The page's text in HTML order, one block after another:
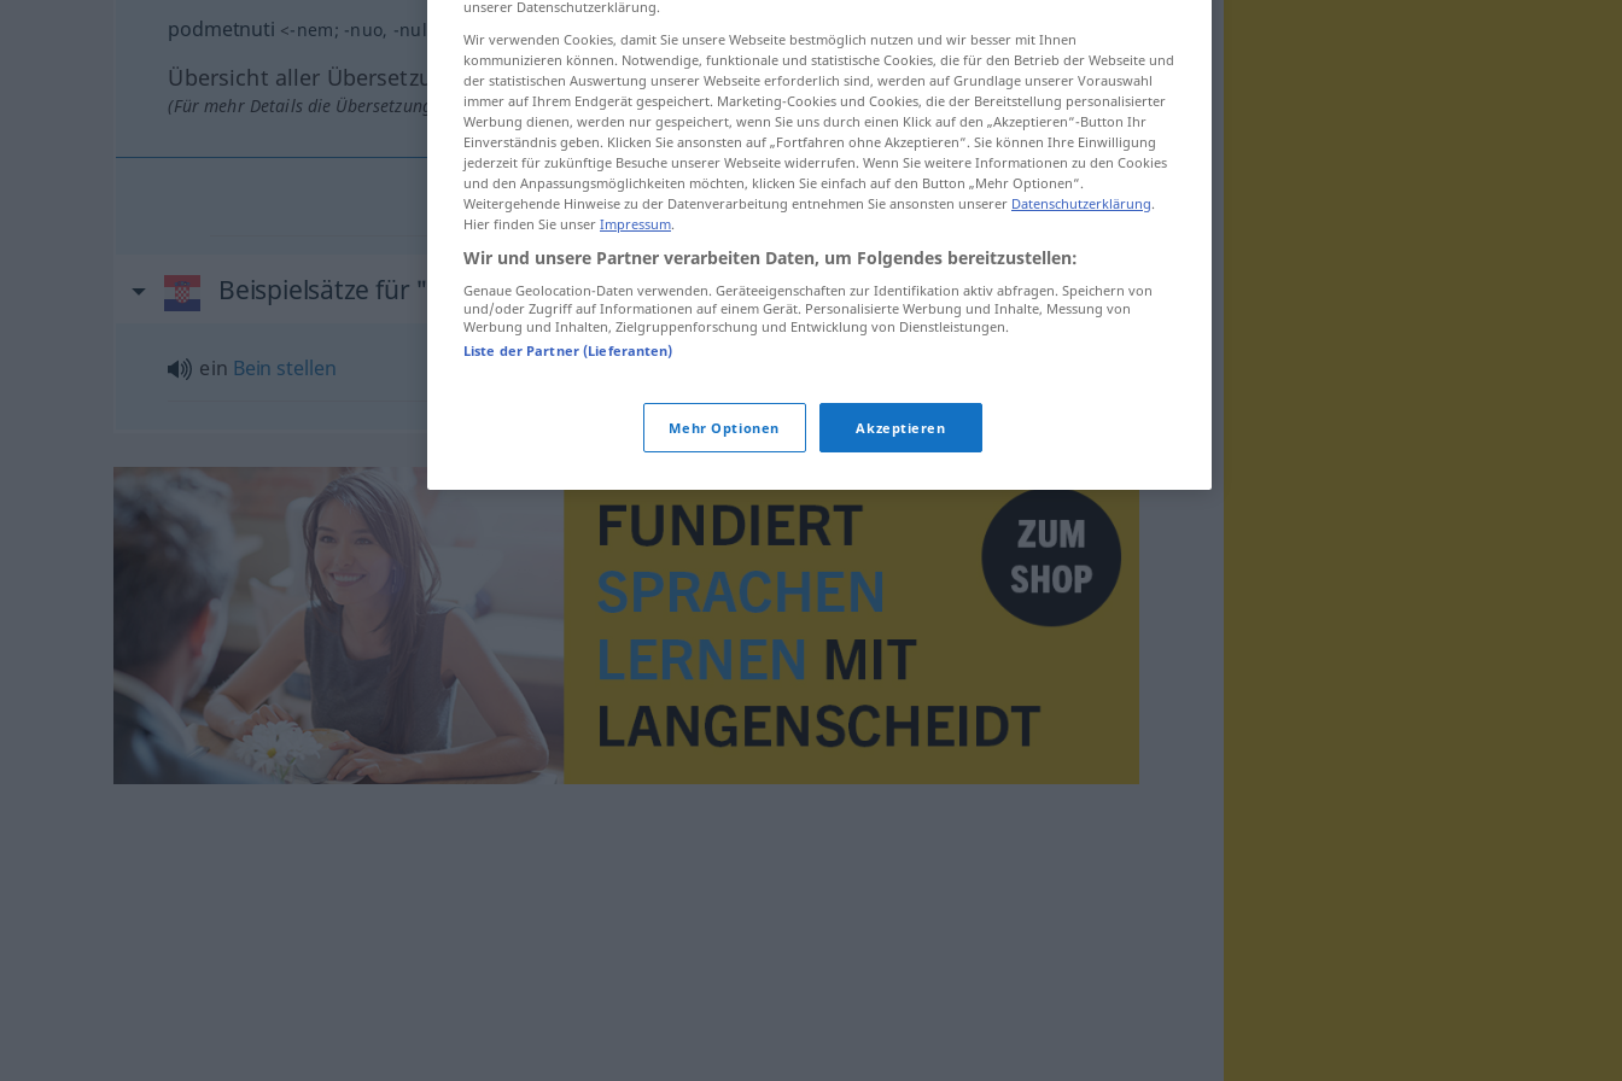
podmetnuti <-nem; -nuo, -nula >
Übersicht aller Übersetzungen
(Für mehr Details die Übersetzung anklicken/antippen)
podmetnuti → siehe „podmetati“
Beispielsätze für "podmetnuti"
ein Bein stellen
unserer Datenschutzerklärung.
Wir verwenden Cookies, damit Sie unsere Webseite bestmöglich nutzen und wir besser mit Ihnen
kommunizieren können. Notwendige, funktionale und statistische Cookies, die für den Betrieb der Webseite und
der statistischen Auswertung unserer Webseite erforderlich sind, werden auf Grundlage unserer Vorauswahl
immer auf Ihrem Endgerät gespeichert. Marketing-Cookies und Cookies, die der Bereitstellung personalisierter
Werbung dienen, werden nur gespeichert, wenn Sie uns durch einen Klick auf den „Akzeptieren“-Button Ihr
Einverständnis geben. Klicken Sie ansonsten auf „Fortfahren ohne Akzeptieren“. Sie können Ihre Einwilligung
jederzeit für zukünftige Besuche unserer Webseite widerrufen. Wenn Sie weitere Informationen zu den Cookies
und den Anpassungsmöglichkeiten möchten, klicken Sie einfach auf den Button „Mehr Optionen“.
Weitergehende Hinweise zu der Datenverarbeitung entnehmen Sie ansonsten unserer Datenschutzerklärung.
Hier finden Sie unser Impressum.
Wir und unsere Partner verarbeiten Daten, um Folgendes bereitzustellen:
Genaue Geolocation-Daten verwenden. Geräteeigenschaften zur Identifikation aktiv abfragen. Speichern von
und/oder Zugriff auf Informationen auf einem Gerät. Personalisierte Werbung und Inhalte, Messung von
Werbung und Inhalten, Zielgruppenforschung und Entwicklung von Dienstleistungen.
Liste der Partner (Lieferanten)
Mehr Optionen Akzeptieren